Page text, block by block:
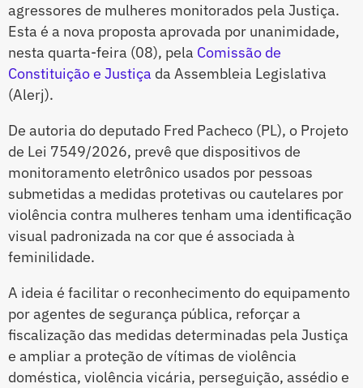
agressores de mulheres monitorados pela Justiça.
Esta é a nova proposta aprovada por unanimidade,
nesta quarta-feira (08), pela Comissão de
Constituição e Justiça da Assembleia Legislativa
(Alerj).
De autoria do deputado Fred Pacheco (PL), o Projeto
de Lei 7549/2026, prevê que dispositivos de
monitoramento eletrônico usados por pessoas
submetidas a medidas protetivas ou cautelares por
violência contra mulheres tenham uma identificação
visual padronizada na cor que é associada à
feminilidade.
A ideia é facilitar o reconhecimento do equipamento
por agentes de segurança pública, reforçar a
fiscalização das medidas determinadas pela Justiça
e ampliar a proteção de vítimas de violência
doméstica, violência vicária, perseguição, assédio e